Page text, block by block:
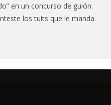
en un concurso de guión.
los tuits que le manda.